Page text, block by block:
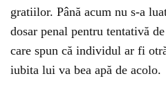
gratiilor. Până acum nu s-a
dosar penal pentru tentativă
care spun că individul ar fi
iubita lui va bea apă de acolo.